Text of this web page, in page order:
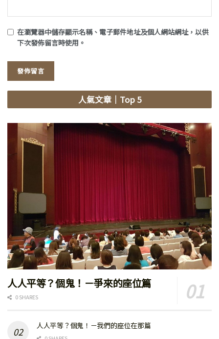
在瀏覽器中儲存顯示名稱、電子郵件地址及個人網站網址，以供
下次發佈留言時使用。
人氣文章｜Top 5
人人平等？個鬼！－爭來的座位篇
0 SHARES
人人平等？個鬼！－我們的座位在那篇